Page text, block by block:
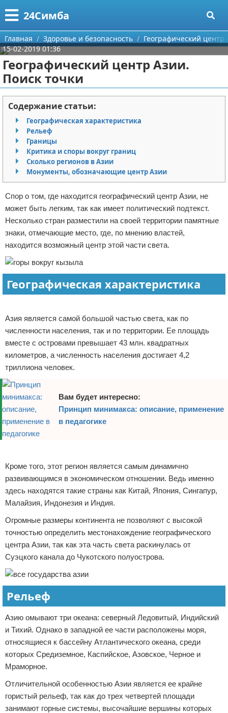
24Симба
Меню
Главная
Категории
Государство и право
Причинение вреда
Иммиграция
Здоровье и безопасность
Авторские права
Поиск
О проекте
Контакты
Сотрудничество
Размещение рекламы
Для правообладателей
Условия предоставления информации
Отказ от ответственности
Главная Здоровье и безопасность
Географический центр
15-02-2019 01:36
Географический центр Азии.
Поиск точки
Содержание статьи:
Географическая характеристика
Рельеф
Границы
Критика и споры вокруг границ
Сколько регионов в Азии
Монументы, обозначающие центр Азии
Спор о том, где находится географический центр Азии, не
может быть легким, так как имеет политический подтекст.
Несколько стран разместили на своей территории памятные
знаки, отмечающие место, где, по мнению властей,
находится возможный центр этой части света.
Географическая характеристика
Азия является самой большой частью света, как по
численности населения, так и по территории. Ее площадь
вместе с островами превышает 43 млн. квадратных
километров, а численность населения достигает 4,2
триллиона человек.
Вам будет интересно:
Принцип минимакса: описание, применение
в педагогике
Кроме того, этот регион является самым динамично
развивающимся в экономическом отношении. Ведь именно
здесь находятся такие страны как Китай, Япония, Сингапур,
Малайзия, Индонезия и Индия.
Огромные размеры континента не позволяют с высокой
точностью определить местонахождение географического
центра Азии, так как эта часть света раскинулась от
Суэцкого канала до Чукотского полуострова.
Рельеф
Азию омывают три океана: северный Ледовитый, Индийский
и Тихий. Однако в западной ее части расположены моря,
относящиеся к бассейну Атлантического океана, среди
которых Средиземное, Каспийское, Азовское, Черное и
Мраморное.
Отличительной особенностью Азии является ее крайне
гористый рельеф, так как до трех четвертей площади
занимают горные системы, высочайшие вершины которых